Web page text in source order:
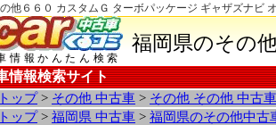
他６６０ カスタムＧ ターボパッケージ ギャザズナビ
情報かんたん検索
福岡県のその
情報検索サイト
ップ> その他 中古車 > その他 その他 中古
ップ> 福岡県 中古車 > 福岡県のその他中古